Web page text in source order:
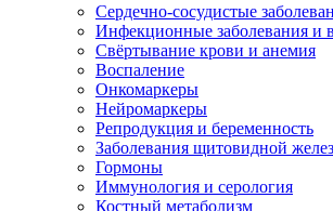
Сердечно-сосудистые
Инфекционные заболевания и
Свёртывание крови и анемия
Воспаление
Онкомаркеры
Нейромаркеры
Репродукция и беременность
Заболевания щитовидной
Гормоны
Иммунология и серология
Костный метаболизм